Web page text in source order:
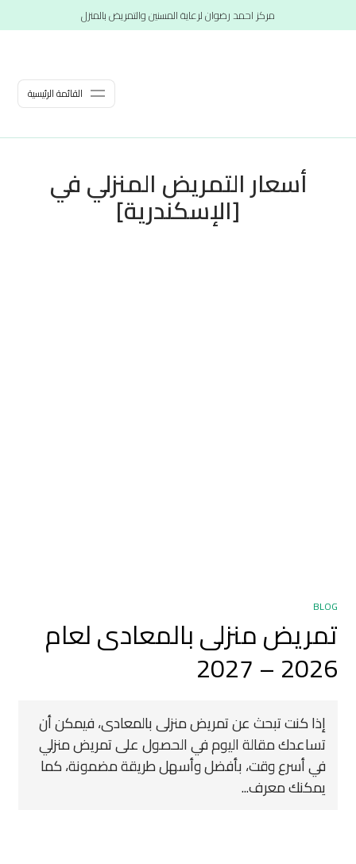
مركز احمد رضوان لرعاية المسنين والتمريض بالمنزل
القائمة الرئيسية
أسعار التمريض المنزلي في
[الإسكندرية]
BLOG
تمريض منزلى بالمعادى لعام
2026 – 2027
إذا كنت تبحث عن تمريض منزلى بالمعادى، فيمكن أن
تساعدك مقالة اليوم في الحصول على تمريض منزلي
في أسرع وقت، بأفضل وأسهل طريقة مضمونة، كما
يمكنك معرف...